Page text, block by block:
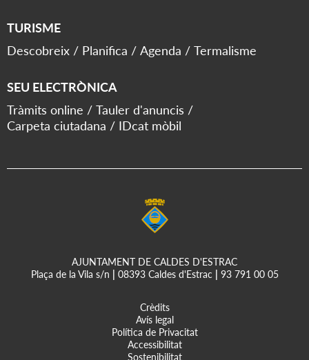
TURISME
Descobreix
Planifica Agenda Termalisme
SEU ELECTRÒNICA
Tràmits online
Tauler d'anuncis
Carpeta ciutadana
IDcat mòbil
AJUNTAMENT DE CALDES D'ESTRAC
Plaça de la Vila s/n
08393 Caldes d'Estrac 93 791 00 05
Crèdits
Avís legal
Política de Privacitat
Accessibilitat
Sostenibilitat